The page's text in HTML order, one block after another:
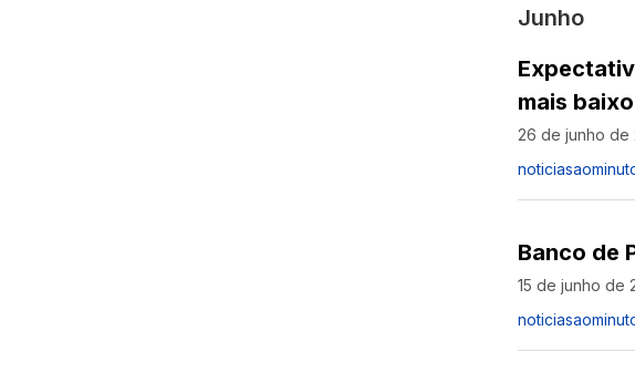
Junho
mais
26 de junho de
Banco de
15 de junho de